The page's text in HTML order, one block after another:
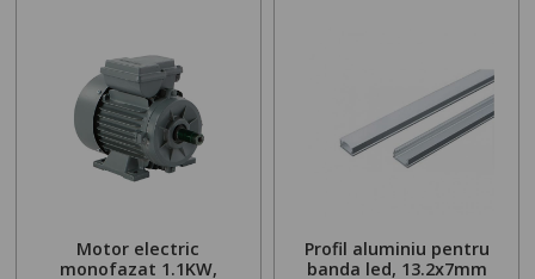
Motor electric
monofazat 1.1KW,
Profil aluminiu pentru
banda led, 13.2x7mm